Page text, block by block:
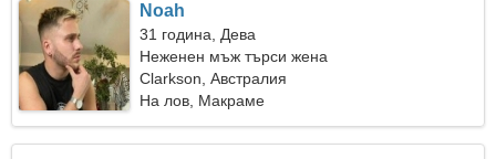
Noah
31 година, Дева
Неженен мъж търси жена
Clarkson, Австралия
На лов, Макраме